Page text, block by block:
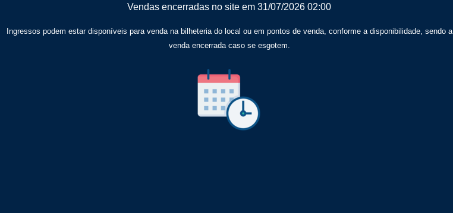
Vendas encerradas no site em 31/07/2026 02:00
Ingressos podem estar disponíveis para venda na bilheteria do local ou em pontos de venda, conforme a disponibilidade, sendo a
venda encerrada caso se esgotem.